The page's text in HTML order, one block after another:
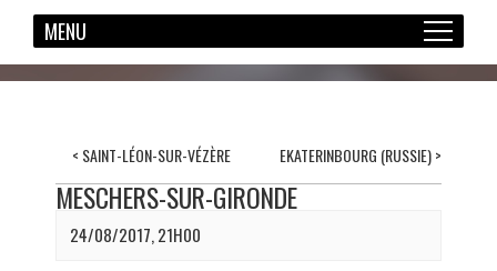
< SAINT-LÉON-SUR-VÉZÈRE EKATERINBOURG (RUSSIE)>
MESCHERS-SUR-GIRONDE
24/08/2017, 21H00